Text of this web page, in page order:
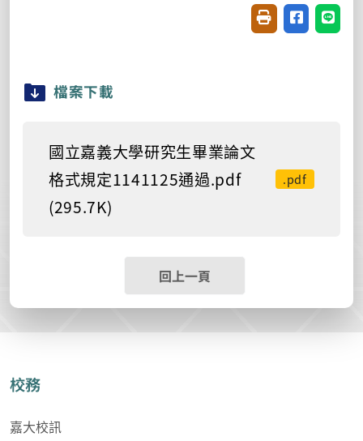
友善列印(開新視
分享至臉書
分享
檔案下載
國立嘉義大學研究生畢業論文
格式規定1141125通過.pdf
(295.7K)
.pdf
回上一頁
校務
嘉大校訊